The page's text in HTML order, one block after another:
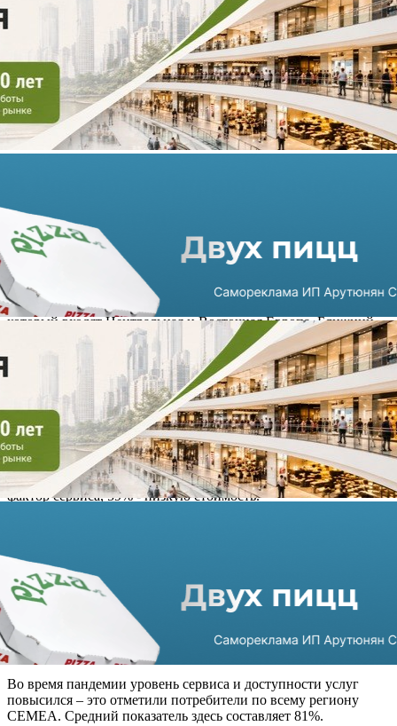
и технологии
18.06.2021 в 09:44
2 мин
Компания SAS провела исследование в регионе СЕМЕА, в
который входят Центральная и Восточная Европа, Ближний
Восток и Африка. Целью опроса стало выявить изменения
поведения пользователей в условиях пандемии.
Результат продемонстрировал, что российские респонденты
предпочитают удобство низкой цене. Если рассматривать
регион СЕМЕА в целом, то ведущим фактором при принятии
решения о покупке является наличие скидок и акций. Такой
вариант выбирают 60% опрошенных. На втором месте -
удобство – за него проголосовали 55% респондентов. В
России ситуация обратная: 63% опрошенных выделяют
фактор сервиса, 59% - низкую стоимость.
условиях пандемии этот показатель снизился, но
незначительно – до 52%. В случае, если компании и бренды не
оправдали ожиданий, 52% респондентов готовы уйти к
конкурентам всего после одного-двух неудачных случаев. В
среднем по региону СЕМЕА этот показатель составляет 47%,
в Африке – 43%, на Ближнем Востоке – 45%, а в Центральной
и Восточной Европе – 51%.
Во время пандемии уровень сервиса и доступности услуг
повысился – это отметили потребители по всему региону
СЕМЕА. Средний показатель здесь составляет 81%.